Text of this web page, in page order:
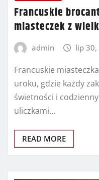
Francuskie
miasteczek z
admin lip 30,
Francuskie
uroku, gdzie każdy
świetności i
uliczkami…
READ MORE